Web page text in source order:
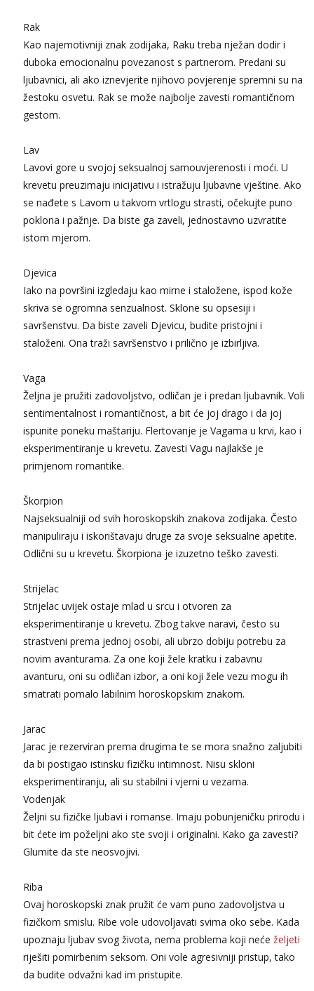
Rak
Kao najemotivniji znak zodijaka, Raku treba nježan dodir i
duboka emocionalnu povezanost s partnerom. Predani su
ljubavnici, ali ako iznevjerite njihovo povjerenje spremni su na
žestoku osvetu. Rak se može najbolje zavesti romantičnom
gestom.
Lav
Lavovi gore u svojoj seksualnoj samouvjerenosti i moći. U
krevetu preuzimaju inicijativu i istražuju ljubavne vještine. Ako
se nađete s Lavom u takvom vrtlogu strasti, očekujte puno
poklona i pažnje. Da biste ga zaveli, jednostavno uzvratite
istom mjerom.
Djevica
Iako na površini izgledaju kao mirne i staložene, ispod kože
skriva se ogromna senzualnost. Sklone su opsesiji i
savršenstvu. Da biste zaveli Djevicu, budite pristojni i
staloženi. Ona traži savršenstvo i prilično je izbirljiva.
Vaga
Željna je pružiti zadovoljstvo, odličan je i predan ljubavnik. Voli
sentimentalnost i romantičnost, a bit će joj drago i da joj
ispunite poneku maštariju. Flertovanje je Vagama u krvi, kao i
eksperimentiranje u krevetu. Zavesti Vagu najlakše je
primjenom romantike.
Škorpion
Najseksualniji od svih horoskopskih znakova zodijaka. Često
manipuliraju i iskorištavaju druge za svoje seksualne apetite.
Odlični su u krevetu. Škorpiona je izuzetno teško zavesti.
Strijelac
Strijelac uvijek ostaje mlad u srcu i otvoren za
eksperimentiranje u krevetu. Zbog takve naravi, često su
strastveni prema jednoj osobi, ali ubrzo dobiju potrebu za
novim avanturama. Za one koji žele kratku i zabavnu
avanturu, oni su odličan izbor, a oni koji žele vezu mogu ih
smatrati pomalo labilnim horoskopskim znakom.
Jarac
Jarac je rezerviran prema drugima te se mora snažno zaljubiti
da bi postigao istinsku fizičku intimnost. Nisu skloni
eksperimentiranju, ali su stabilni i vjerni u vezama.
Vodenjak
Željni su fizičke ljubavi i romanse. Imaju pobunjeničku prirodu i
bit ćete im poželjni ako ste svoji i originalni. Kako ga zavesti?
Glumite da ste neosvojivi.
Riba
Ovaj horoskopski znak pružit će vam puno zadovoljstva u
fizičkom smislu. Ribe vole udovoljavati svima oko sebe. Kada
upoznaju ljubav svog života, nema problema koji neće željeti
riješiti pomirbenim seksom. Oni vole agresivniji pristup, tako
da budite odvažni kad im pristupite.